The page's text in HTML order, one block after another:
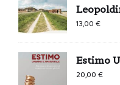
13,00€
Estimo
20,00€